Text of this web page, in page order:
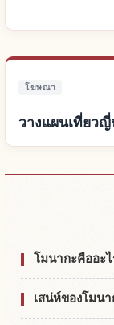
โฆษณา
วางแผนเที่ยว
โมนากะคืออะ
เสน่ห์ของโมน